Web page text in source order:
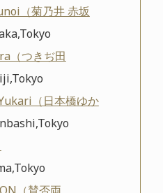
（菊乃井 赤坂
（つきぢ田
（日本橋ゆか
（賛否両